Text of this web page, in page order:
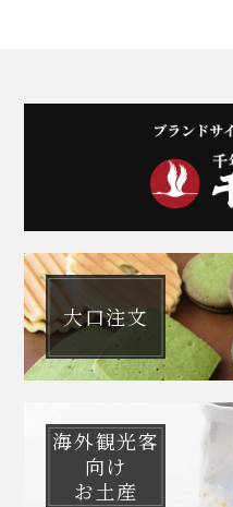
大口注文
海外観光客
向け
お土産